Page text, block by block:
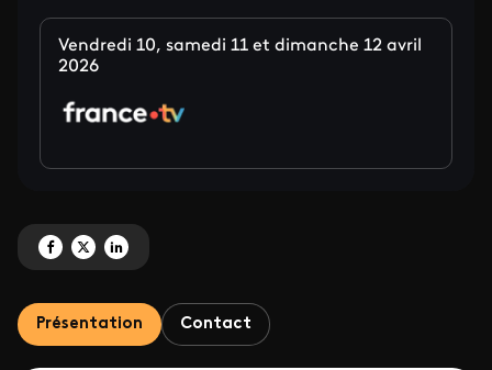
Vendredi 10, samedi 11 et dimanche 12 avril
2026
Partagez '1/4 de finale - Champions Cup & Challenge Cup 2026' sur
Partagez '1/4 de finale - Champions Cup & Challenge Cup 2026' sur X
Partagez '1/4 de finale - Champions Cup & Challenge Cup 2026'
Présentation Contact